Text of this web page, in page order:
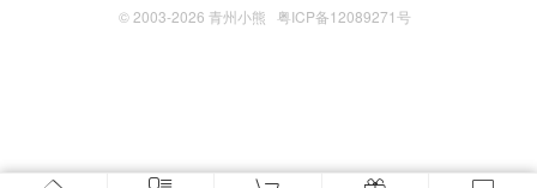
© 2003-2026 青州小熊 粤ICP备12089271号